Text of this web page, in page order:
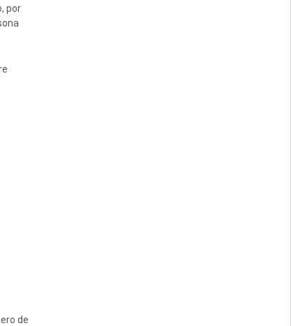
por
de